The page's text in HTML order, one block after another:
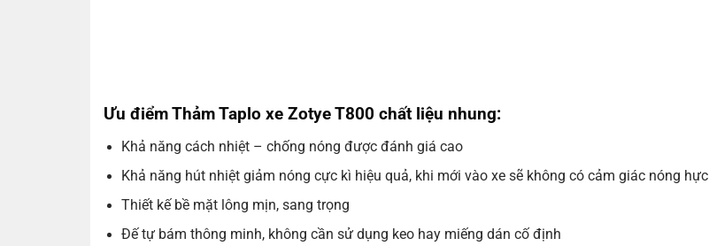
Ưu điểm Thảm Taplo xe Zotye T800 chất liệu nhung:
Khả năng cách nhiệt – chống nóng được đánh giá cao
Khả năng hút nhiệt giảm nóng cực kì hiệu quả, khi mới vào xe sẽ không có cảm giác nóng hực
Thiết kế bề mặt lông mịn, sang trọng
Đế tự bám thông minh, không cần sử dụng keo hay miếng dán cố định